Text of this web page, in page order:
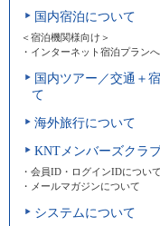
国内宿泊について
＜宿泊機関様向け＞
・インターネット宿泊プラン
国内ツアー／交通＋
て
海外旅行について
KNTメンバーズクラ
・会員ID・ログインIDについて
・メールマガジンについて
システムについて